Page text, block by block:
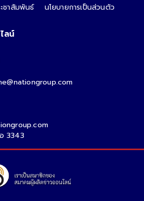
ชาสัมพันธ์ นโยบายการเป็นส่วนตัว
ลน์
3343